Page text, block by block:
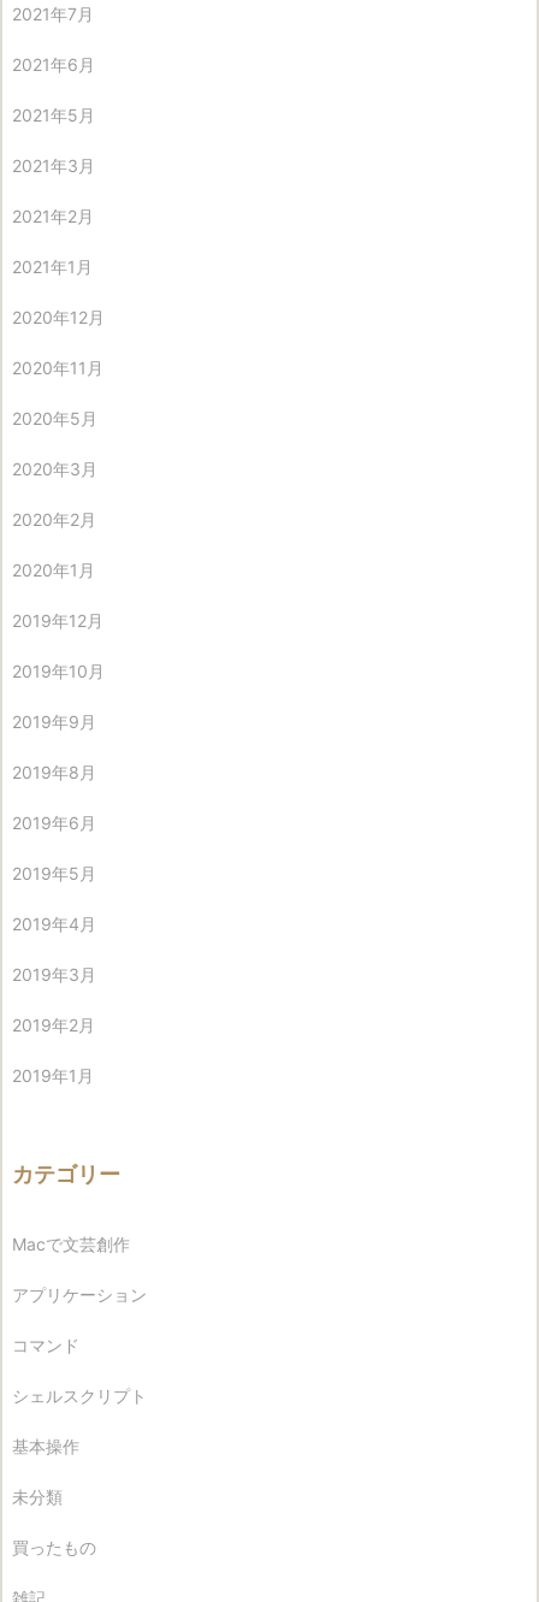
2021年7月
2021年6月
2021年5月
2021年3月
2021年2月
2021年1月
2020年12月
2020年11月
2020年5月
2020年3月
2020年2月
2020年1月
2019年12月
2019年10月
2019年9月
2019年8月
2019年6月
2019年5月
2019年4月
2019年3月
2019年2月
2019年1月
カテゴリー
Macで文芸創作
アプリケーション
コマンド
シェルスクリプト
基本操作
未分類
買ったもの
雑記